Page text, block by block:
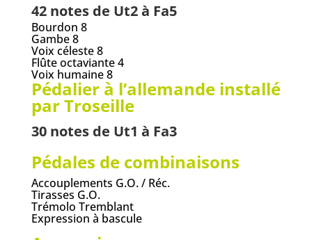
42 notes de Ut2 à Fa5
Bourdon 8
Gambe 8
Voix céleste 8
Flûte octaviante 4
Voix humaine 8
Pédalier à l’allemande installé
par Troseille
30 notes de Ut1 à Fa3
Pédales de combinaisons
Accouplements G.O. / Réc.
Tirasses G.O.
Trémolo Tremblant
Expression à bascule